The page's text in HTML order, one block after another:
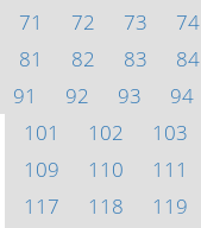
71
72 73 74
81
82 83 84
91
92 93 94
101
102 103
109
110 111
117
118 119